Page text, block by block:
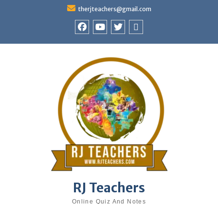
therjteachers@gmail.com
RJ Teachers
Online Quiz And Notes